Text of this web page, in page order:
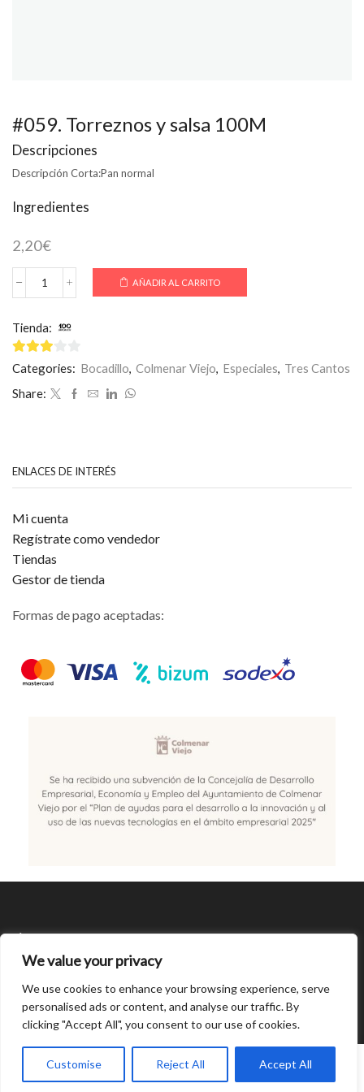
We value your privacy
We use cookies to enhance your browsing experience, serve
personalised ads or content, and analyse our traffic. By
clicking "Accept All", you consent to our use of cookies.
Customise Reject All Accept All
#059. Torreznos y salsa 100M
Descripciones
Descripción Corta:Pan normal
Ingredientes
2,20€
#059.
salsa
100M
cantidad
AÑADIR AL CARRITO
Tienda:
3de 5
Categories: Bocadillo Colmenar Viejo Especiales Tres Cantos
Share:
ENLACES DE INTERÉS
Mi cuenta
Regístrate como vendedor
Tiendas
Gestor de tienda
Formas de pago aceptadas:
© Created by 8theme- Power Elite ThemeForest Author.
Home INICIAR SESIÓN Cart
chaty